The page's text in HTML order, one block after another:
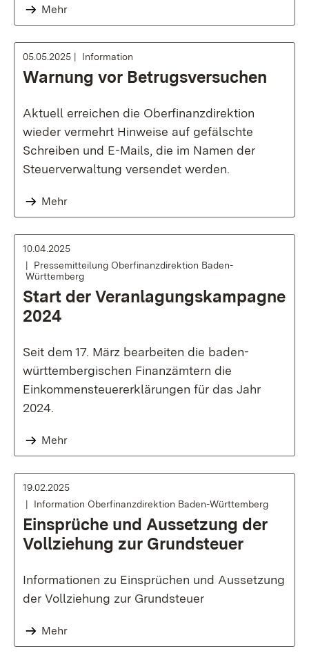
Mehr
05.05.2025 Information
Warnung vor Betrugsversuchen
Aktuell erreichen die Oberfinanzdirektion
wieder vermehrt Hinweise auf gefälschte
Schreiben und E-Mails, die im Namen der
Steuerverwaltung versendet werden.
Mehr
10.04.2025
Pressemitteilung Oberfinanzdirektion Baden-
Württemberg
Start der Veranlagungskampagne
2024
Seit dem 17. März bearbeiten die baden-
württembergischen Finanzämtern die
Einkommensteuererklärungen für das Jahr
2024.
Mehr
19.02.2025
Information Oberfinanzdirektion Baden-Württemberg
Einsprüche und Aussetzung der
Vollziehung zur Grundsteuer
Informationen zu Einsprüchen und Aussetzung
der Vollziehung zur Grundsteuer
Mehr